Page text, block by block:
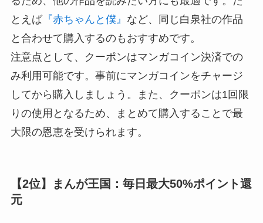
とえば『赤ちゃんと僕』 など、同じ白泉社の作品
と合わせて購入するのもおすすめです。
注意点として、クーポンはマンガコイン決済での
み利用可能です。事前にマンガコインをチャージ
してから購入しましょう。また、クーポンは1回限
りの使用となるため、まとめて購入することで最
大限の恩恵を受けられます。
【2位】まんが王国：毎日最大50%ポイント還
元